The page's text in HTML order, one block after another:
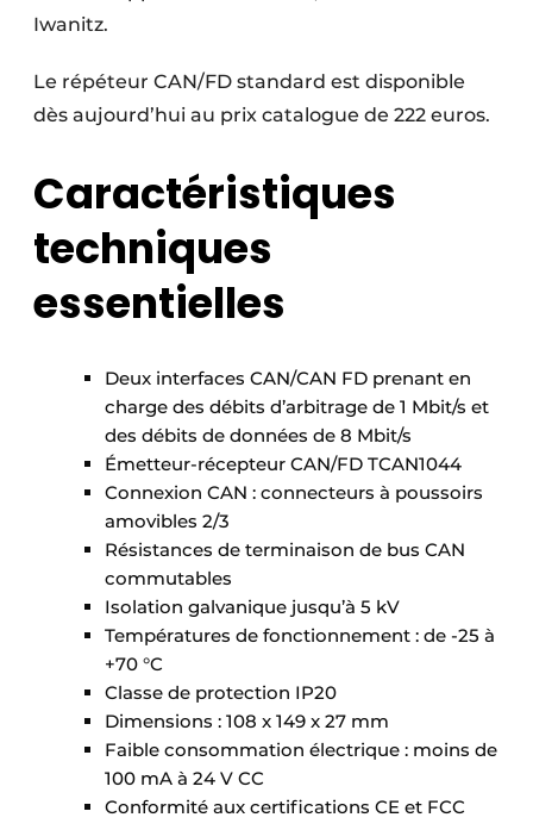
Iwanitz.
Le répéteur CAN/FD standard est disponible
dès aujourd’hui au prix catalogue de 222 euros.
Caractéristiques
techniques
essentielles
Deux interfaces CAN/CAN FD prenant en
charge des débits d’arbitrage de 1 Mbit/s et
des débits de données de 8 Mbit/s
Émetteur-récepteur CAN/FD TCAN1044
Connexion CAN : connecteurs à poussoirs
amovibles 2/3
Résistances de terminaison de bus CAN
commutables
Isolation galvanique jusqu’à 5 kV
Températures de fonctionnement : de -25 à
+70 °C
Classe de protection IP20
Dimensions : 108 x 149 x 27 mm
Faible consommation électrique : moins de
100 mA à 24 V CC
Conformité aux certifications CE et FCC